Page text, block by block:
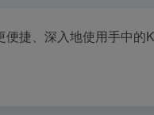
捷、深入地使用手中的